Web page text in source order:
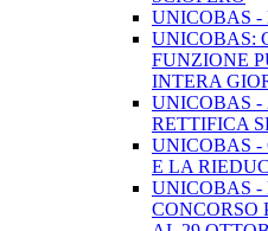
UNICOBAS -
UNICOBAS:
FUNZIONE
INTERA
UNICOBAS -
RETTIFICA
UNICOBAS -
E LA
UNICOBAS -
CONCORSO